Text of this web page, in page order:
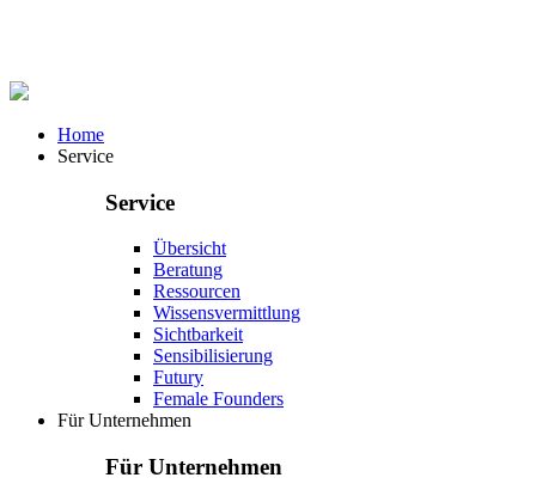
Home
Service
Service
Übersicht
Beratung
Ressourcen
Wissensvermittlung
Sichtbarkeit
Sensibilisierung
Futury
Female Founders
Für Unternehmen
Für Unternehmen